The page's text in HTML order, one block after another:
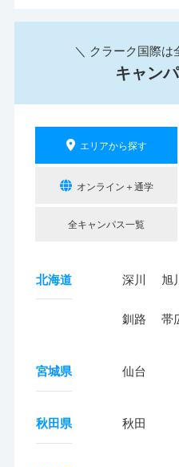
＼ クラーク国際は
キャン
エリアから探す
オンライン＋通学
全キャンパス一覧
北海道 深川 旭
釧路 帯
宮城県 仙台
秋田県 秋田